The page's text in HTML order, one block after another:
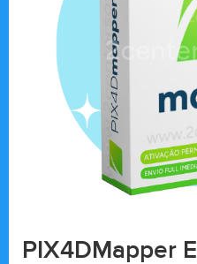
PIX4DMapper